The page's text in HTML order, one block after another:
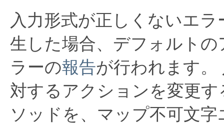
入力形式が正しくないエ
生した場合、デフォルト
ラーの報告が行われます。
対するアクションを変更す
ソッドを、マップ不可文